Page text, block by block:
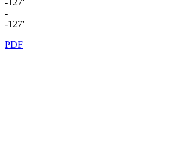
-
-127'
PDF